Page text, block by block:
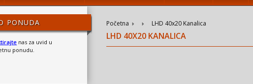
PONUDA
nas za uvid u
ponudu.
Početna LHD 40x20 Kanalica
LHD 40X20 KANALICA